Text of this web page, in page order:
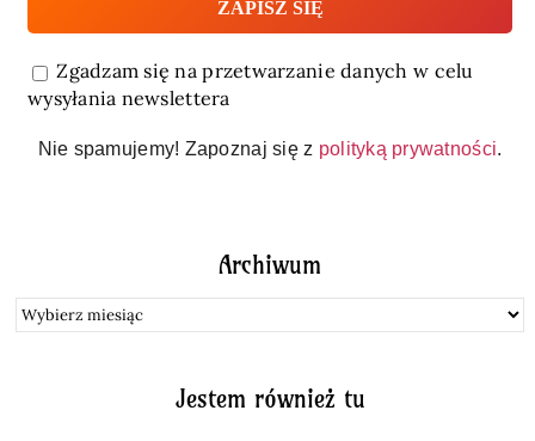
Zgadzam się na przetwarzanie danych w celu
wysyłania newslettera
Nie spamujemy! Zapoznaj się z polityką prywatności.
Archiwum
Archiwum
Jestem również tu